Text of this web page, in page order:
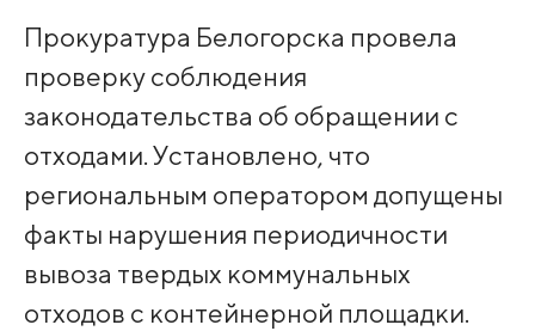
Прокуратура Белогорска провела
проверку соблюдения
законодательства об обращении с
отходами. Установлено, что
региональным оператором допущены
факты нарушения периодичности
вывоза твердых коммунальных
отходов с контейнерной площадки.